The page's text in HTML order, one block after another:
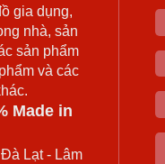
gia dụng,
nhà, sản
sản phẩm
và các
Made in
Lạt - Lâm